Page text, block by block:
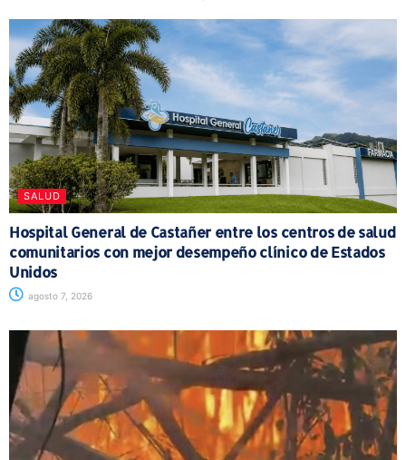
SALUD
Hospital General de Castañer entre los centros de salud
comunitarios con mejor desempeño clínico de Estados
Unidos
agosto 7, 2026